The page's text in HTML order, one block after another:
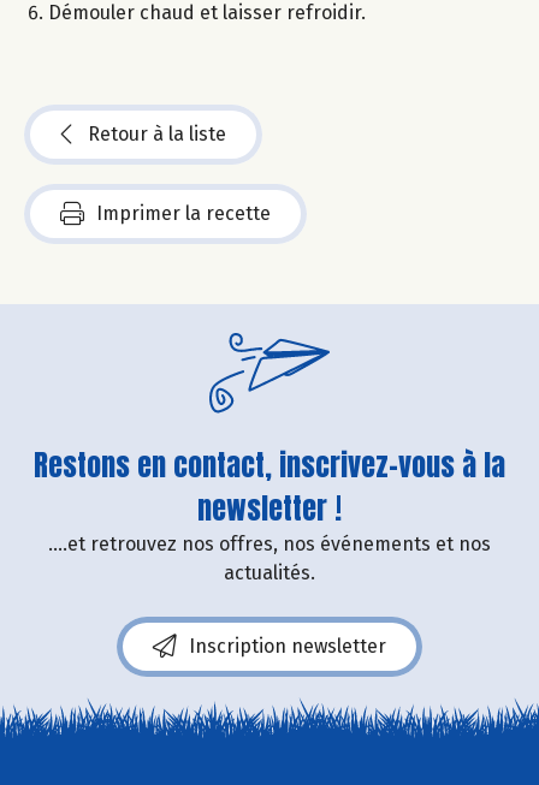
Démouler chaud et laisser refroidir.
Retour à la liste
Imprimer la recette
Restons en contact, inscrivez-vous à la
newsletter !
....et retrouvez nos offres, nos événements et nos
actualités.
Inscription newsletter